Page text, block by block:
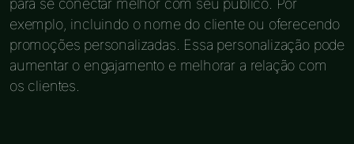
exemplo, incluindo o nome do cliente ou oferecendo
promoções personalizadas. Essa personalização pode
aumentar o engajamento e melhorar a relação com
os clientes.